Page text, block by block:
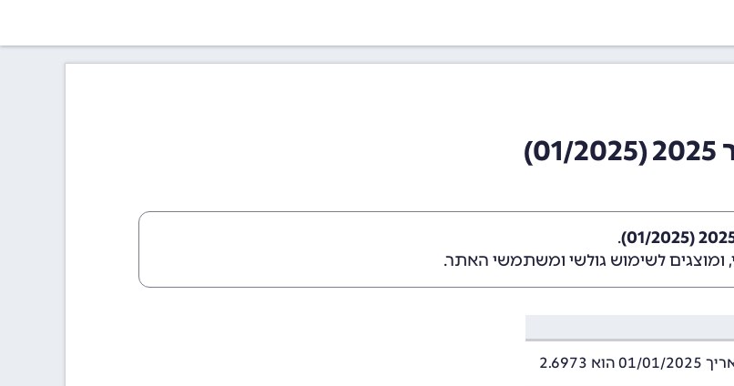
.
לשימוש גולשי ומשתמשי האתר.
2.6973